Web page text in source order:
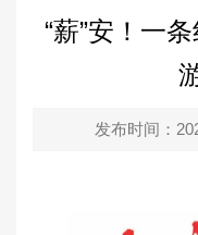
“薪”安！一
发布时间：